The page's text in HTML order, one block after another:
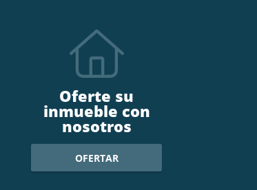
Oferte su
inmueble con
nosotros
OFERTAR